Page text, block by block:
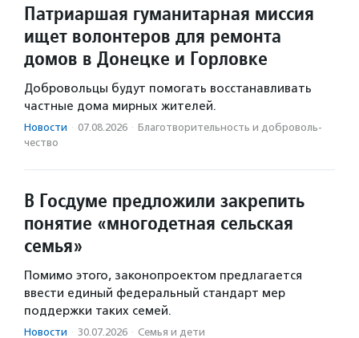
Патриаршая гуманитарная миссия
ищет волонтеров для ремонта
домов в Донецке и Горловке
Добровольцы будут помогать восстанавливать
частные дома мирных жителей.
Новости · 07.08.2026 · Благотвори­тель­ность и доброволь­
чест­во
В Госдуме предложили закрепить
понятие «многодетная сельская
семья»
Помимо этого, законопроектом предлагается
ввести единый федеральный стандарт мер
поддержки таких семей.
Новости · 30.07.2026 · Семья и дети